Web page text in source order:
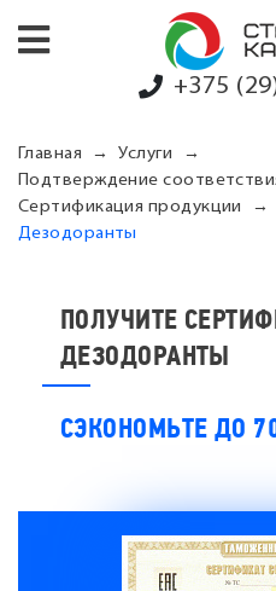
+375
Главная
Услуги
Подтверждение
Сертификация продукции
Дезодоранты
ПОЛУЧИТЕ
ДЕЗОДОРАНТЫ
СЭКОНОМЬТЕ ДО